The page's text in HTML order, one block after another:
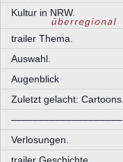
Kultur in NRW.
trailer Thema.
Auswahl.
Augenblick
Zuletzt gelacht: Cartoons.
––––––––––––––––––––
Verlosungen.